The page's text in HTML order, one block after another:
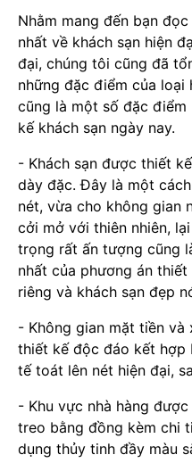
Nhằm mang đến bạn
nhất về khách sạn hiện
đại, chúng tôi cũng đã
những đặc điểm của loại
cũng là một số đặc
kế khách sạn ngày nay.
- Khách sạn được thiết
dày đặc. Đây là một
nét, vừa cho không gian
cởi mở với thiên nhiên,
trọng rất ấn tượng cũng
nhất của phương án
riêng và khách sạn đẹp
- Không gian mặt tiền và
thiết kế độc đáo kết hợp
tế toát lên nét hiện đại,
- Khu vực nhà hàng
treo bằng đồng kèm chi
dụng thủy tinh đầy màu